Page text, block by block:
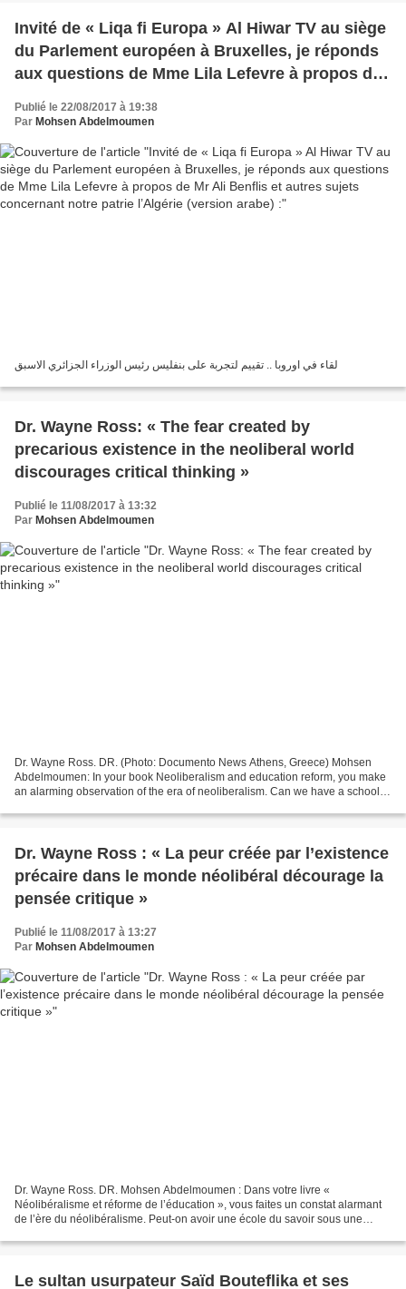
Invité de « Liqa fi Europa » Al Hiwar TV au siège
du Parlement européen à Bruxelles, je réponds
aux questions de Mme Lila Lefevre à propos de
Mr Ali Benflis et autres sujets concernant notre
patrie l’Algérie (version arabe) :
Publié le 22/08/2017 à 19:38
Par Mohsen Abdelmoumen
لقاء في اوروبا .. تقييم لتجربة على بنفليس رئيس الوزراء الجزائري الاسبق
Dr. Wayne Ross: « The fear created by
precarious existence in the neoliberal world
discourages critical thinking »
Publié le 11/08/2017 à 13:32
Par Mohsen Abdelmoumen
Dr. Wayne Ross. DR. (Photo: Documento News Athens, Greece) Mohsen
Abdelmoumen: In your book Neoliberalism and education reform, you make
an alarming observation of the era of neoliberalism. Can we have a school of
Dr. Wayne Ross : « La peur créée par l’existence
précaire dans le monde néolibéral décourage la
pensée critique »
Publié le 11/08/2017 à 13:27
Par Mohsen Abdelmoumen
Dr. Wayne Ross. DR. Mohsen Abdelmoumen : Dans votre livre «
Néolibéralisme et réforme de l’éducation », vous faites un constat alarmant
de l’ère du néolibéralisme. Peut-on avoir une école du savoir sous une
Le sultan usurpateur Saïd Bouteflika et ses